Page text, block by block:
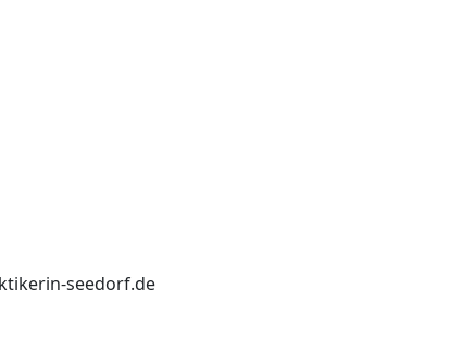
seedorf.de